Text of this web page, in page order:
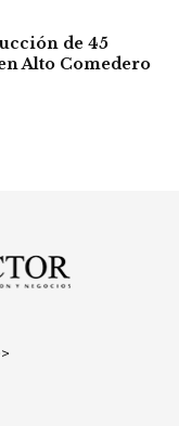
de 45
Alto Comedero